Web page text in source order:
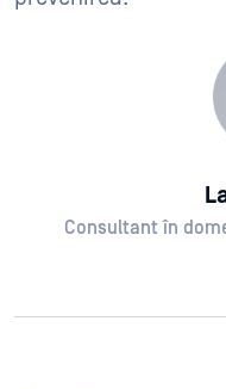
Consultant în